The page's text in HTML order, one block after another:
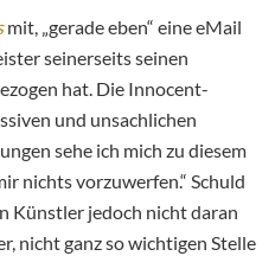
mit, „gerade eben“ eine eMail
seinerseits seinen
hat. Die Innocent-
und unsachlichen
sehe ich mich zu diesem
nichts vorzuwerfen.“ Schuld
Künstler jedoch nicht daran
nicht ganz so wichtigen Stelle